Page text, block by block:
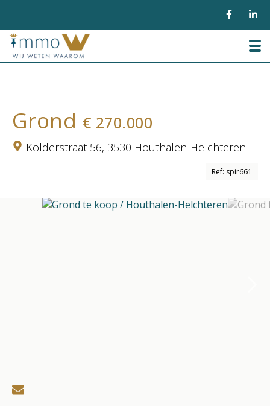
Grond € 270.000
Kolderstraat 56, 3530 Houthalen-Helchteren
Ref: spir661